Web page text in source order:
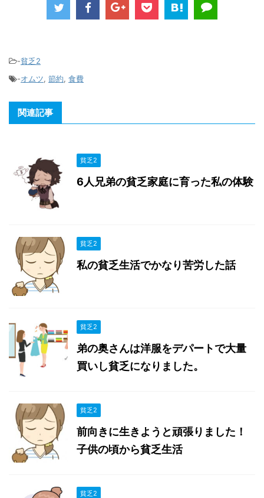
-貧乏2
-オムツ, 節約, 食費
関連記事
貧乏2
6人兄弟の貧乏家庭に育った私の体験
貧乏2
私の貧乏生活でかなり苦労した話
貧乏2
弟の奥さんは洋服をデパートで大量
買いし貧乏になりました。
貧乏2
前向きに生きようと頑張りました！
子供の頃から貧乏生活
貧乏2